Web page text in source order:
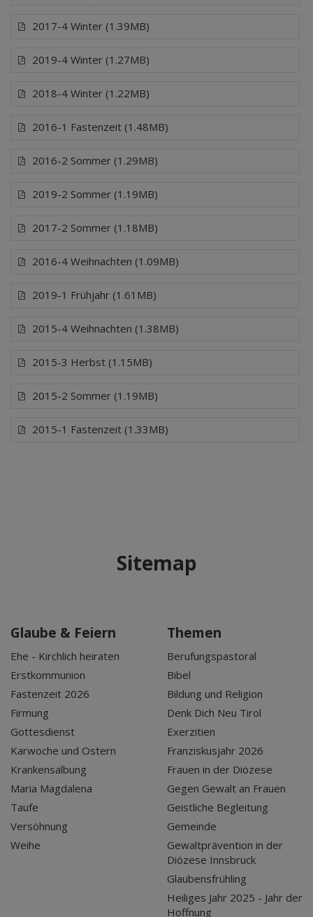
2017-4 Winter (1.39MB)
2019-4 Winter (1.27MB)
2018-4 Winter (1.22MB)
2016-1 Fastenzeit (1.48MB)
2016-2 Sommer (1.29MB)
2019-2 Sommer (1.19MB)
2017-2 Sommer (1.18MB)
2016-4 Weihnachten (1.09MB)
2019-1 Frühjahr (1.61MB)
2015-4 Weihnachten (1.38MB)
2015-3 Herbst (1.15MB)
2015-2 Sommer (1.19MB)
2015-1 Fastenzeit (1.33MB)
Sitemap
Glaube & Feiern
Ehe - Kirchlich heiraten
Erstkommunion
Fastenzeit 2026
Firmung
Gottesdienst
Karwoche und Ostern
Krankensalbung
Maria Magdalena
Taufe
Versöhnung
Weihe
Themen
Berufungspastoral
Bibel
Bildung und Religion
Denk Dich Neu Tirol
Exerzitien
Franziskusjahr 2026
Frauen in der Diözese
Gegen Gewalt an Frauen
Geistliche Begleitung
Gemeinde
Gewaltprävention in der
Diözese Innsbruck
Glaubensfrühling
Heiliges Jahr 2025 - Jahr der
Hoffnung